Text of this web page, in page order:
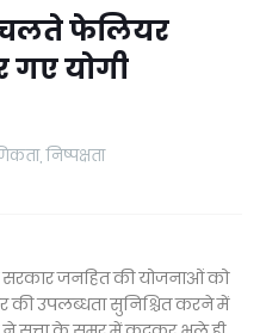
चलते फेलियर
गए योगी
निष्पक्षता
सरकार जनहित की योजनाओं को
की उपलब्धता सुनिश्चित करने में